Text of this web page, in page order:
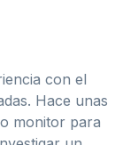
con el
Hace unas
monitor para